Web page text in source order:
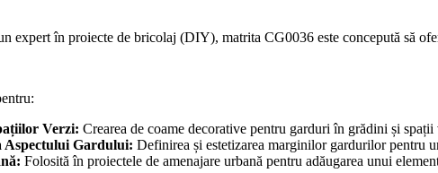
expert în proiecte de bricolaj (DIY), matrita CG0036 este concepută să
Verzi: Crearea de coame decorative pentru garduri în grădini și spații
Aspectului Gardului: Definirea și estetizarea marginilor gardurilor pentru
Folosită în proiectele de amenajare urbană pentru adăugarea unui